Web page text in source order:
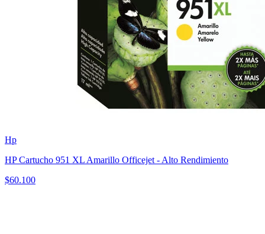
Hp
HP Cartucho 951 XL Amarillo Officejet - Alto Rendimiento
$60.100